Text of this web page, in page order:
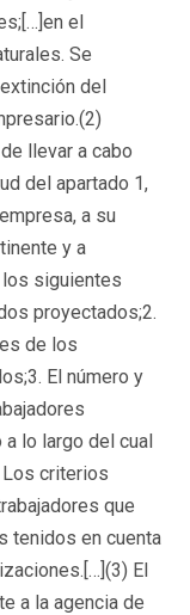
el
Se
del
llevar a cabo
del apartado 1,
a su
y a
los siguientes
proyectados;2.
de los
El número y
lo largo del cual
criterios
que
tenidos en cuenta
El
a la agencia de